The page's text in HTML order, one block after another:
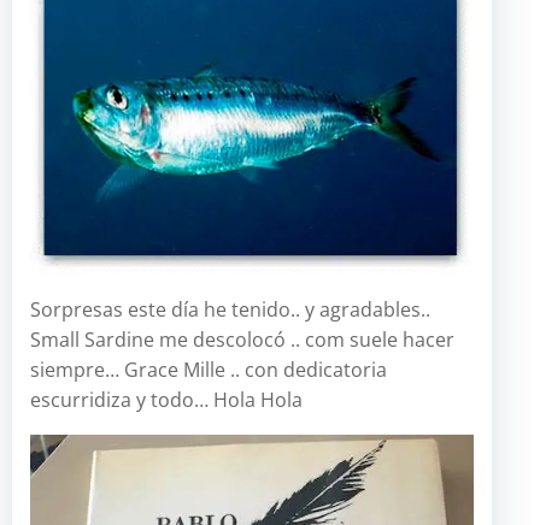
Sorpresas este día he tenido.. y agradables..
Small Sardine me descolocó .. com suele hacer
siempre… Grace Mille .. con dedicatoria
escurridiza y todo… Hola Hola